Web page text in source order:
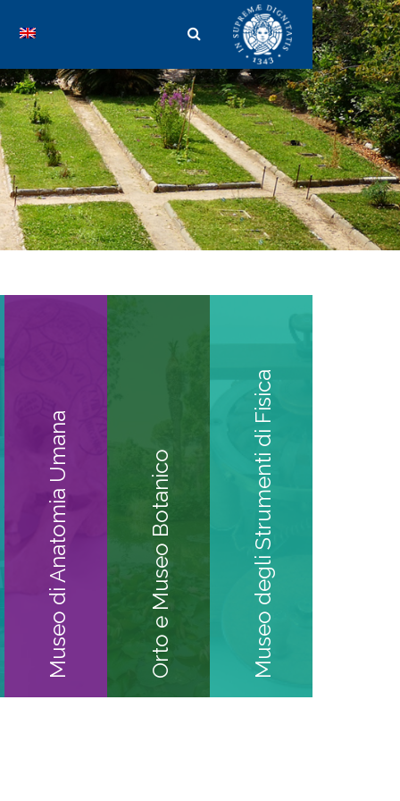
Museo di Anatomia Umana Orto e Museo Botanico Museo degli Strumenti di Fisica